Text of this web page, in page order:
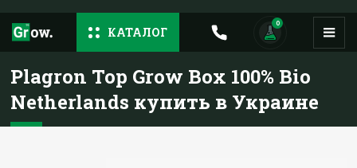
КАТАЛОГ
0
Plagron Top Grow Box 100% Bio
Netherlands купить в Украине